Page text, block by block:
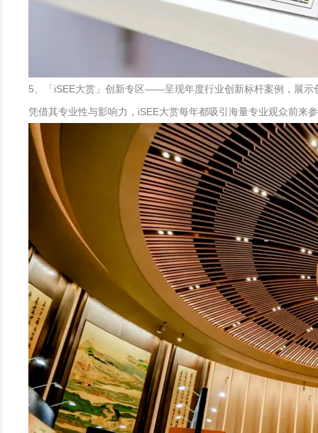
5、「iSEE大赏」创新专区——呈现年度行业创新标杆案例，展示
凭借其专业性与影响力，iSEE大赏每年都吸引海量专业观众前来